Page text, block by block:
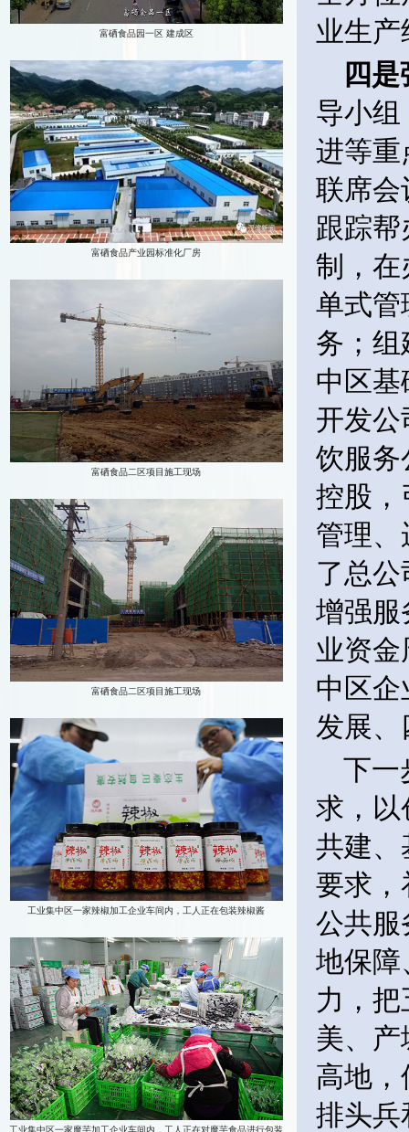
业生
四
导小
进等重
联席会
跟踪
制，在
单式管
务；
中区
开发
饮服务
控股，
管理
了总
增强服
业资
中区
发展、
下一
求，以
共建、
要求，
公共服
地保障
力，
美、
高地
排头兵